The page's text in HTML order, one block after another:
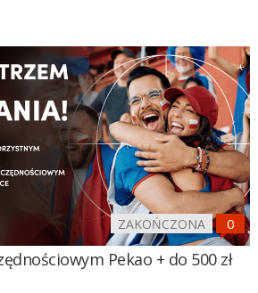
ZAKOŃCZONA
Pekao + do 500 zł